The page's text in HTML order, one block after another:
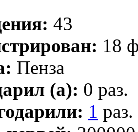
43
18
Пенза
(а): 0 раз.
1 раз.